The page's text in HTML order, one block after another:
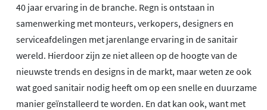
40 jaar ervaring in de branche. Regn is ontstaan in
samenwerking met monteurs, verkopers, designers en
serviceafdelingen met jarenlange ervaring in de sanitair
wereld. Hierdoor zijn ze niet alleen op de hoogte van de
nieuwste trends en designs in de markt, maar weten ze ook
wat goed sanitair nodig heeft om op een snelle en duurzame
manier geïnstalleerd te worden. En dat kan ook, want met